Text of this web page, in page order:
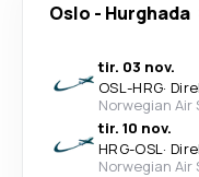
Oslo - Hurghada
tir. 03 nov.
OSL-HRG·
Norwegian Air
tir. 10 nov.
HRG-OSL·
Norwegian Air